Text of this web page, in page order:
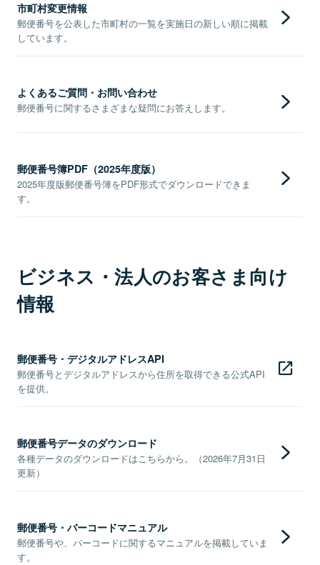
市町村変更情報
郵便番号を公表した市町村の一覧を実施日の新しい順に掲載
しています。
よくあるご質問・お問い合わせ
郵便番号に関するさまざまな疑問にお答えします。
郵便番号簿PDF（2025年度版）
2025年度版郵便番号簿をPDF形式でダウンロードできま
す。
ビジネス・法人のお客さま向け
情報
郵便番号・デジタルアドレスAPI
郵便番号とデジタルアドレスから住所を取得できる公式API
を提供。
郵便番号データのダウンロード
各種データのダウンロードはこちらから。（2026年7月31日
更新）
郵便番号・バーコードマニュアル
郵便番号や、バーコードに関するマニュアルを掲載していま
す。